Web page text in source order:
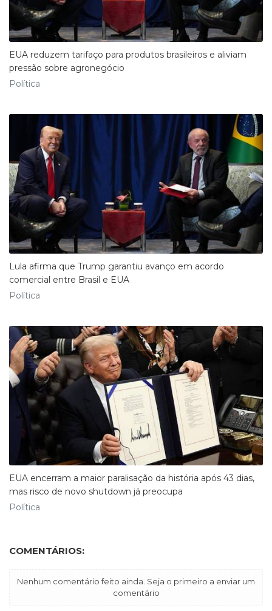
EUA reduzem tarifaço para produtos brasileiros e aliviam
pressão sobre agronegócio
Política
Lula afirma que Trump garantiu avanço em acordo
comercial entre Brasil e EUA
Política
EUA encerram a maior paralisação da história após 43 dias,
mas risco de novo shutdown já preocupa
Política
COMENTÁRIOS:
Nenhum comentário feito ainda. Seja o primeiro a enviar um
comentário